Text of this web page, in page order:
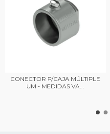
CONECTOR P/CAJA MÚLTIPLE
UM - MEDIDAS VA...